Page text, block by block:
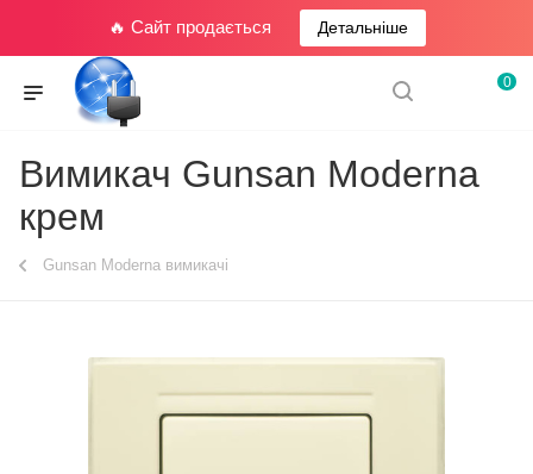
🔥 Сайт продається Детальніше
0
Вимикач Gunsan Moderna
крем
Gunsan Moderna вимикачі